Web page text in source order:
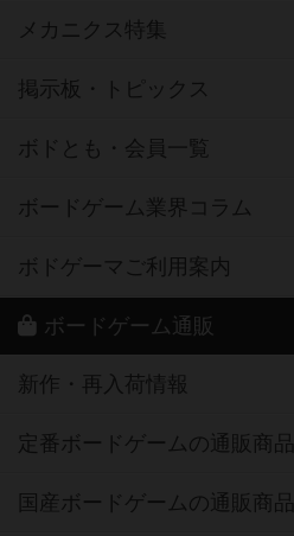
メカニクス特集
掲示板・トピックス
ボドとも・会員一覧
ボードゲーム業界コラム
ボドゲーマご利用案内
ボードゲーム通販
新作・再入荷情報
定番ボードゲームの通販商品
国産ボードゲームの通販商品